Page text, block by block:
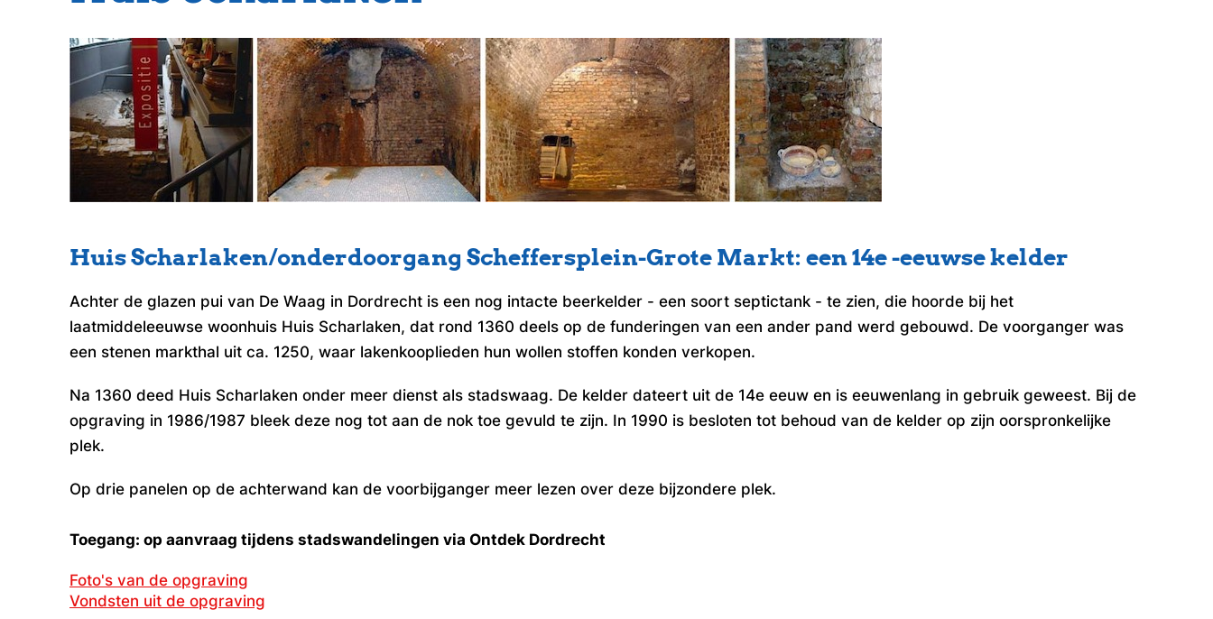
Huis Scharlaken/onderdoorgang Scheffersplein-Grote Markt: een 14e -eeuwse kelder
Achter de glazen pui van De Waag in Dordrecht is een nog intacte beerkelder - een soort septictank - te zien, die hoorde bij het
laatmiddeleeuwse woonhuis Huis Scharlaken, dat rond 1360 deels op de funderingen van een ander pand werd gebouwd. De voorganger was
een stenen markthal uit ca. 1250, waar lakenkooplieden hun wollen stoffen konden verkopen.
Na 1360 deed Huis Scharlaken onder meer dienst als stadswaag. De kelder dateert uit de 14e eeuw en is eeuwenlang in gebruik geweest. Bij de
opgraving in 1986/1987 bleek deze nog tot aan de nok toe gevuld te zijn. In 1990 is besloten tot behoud van de kelder op zijn oorspronkelijke
plek.
Op drie panelen op de achterwand kan de voorbijganger meer lezen over deze bijzondere plek.
Toegang: op aanvraag tijdens stadswandelingen via Ontdek Dordrecht
Foto's van de opgraving
Vondsten uit de opgraving